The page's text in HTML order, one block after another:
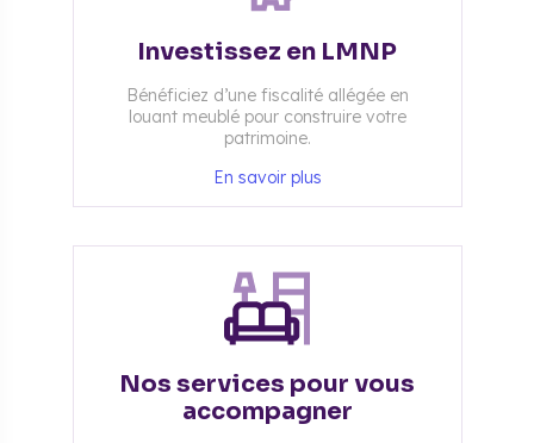
Investissez en LMNP
Bénéficiez d’une fiscalité allégée en
louant meublé pour construire votre
patrimoine.
En savoir plus
Nos services pour vous
accompagner